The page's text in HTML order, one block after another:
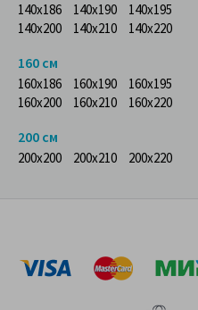
140x186 140x190
140x195
140x200
140x210 140x220
160 см
160x186 160x190
160x195
160x200
160x210 160x220
200 см
200x200 200x210 200x220